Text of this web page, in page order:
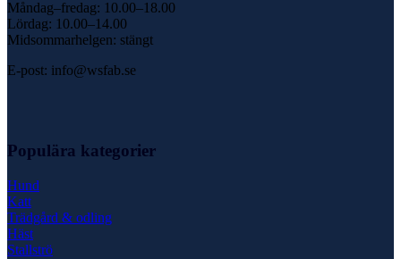
Måndag–fredag: 10.00–18.00
Lördag: 10.00–14.00
Midsommarhelgen: stängt
E-post: info@wsfab.se
Populära kategorier
Hund
Katt
Trädgård & odling
Häst
Stallströ